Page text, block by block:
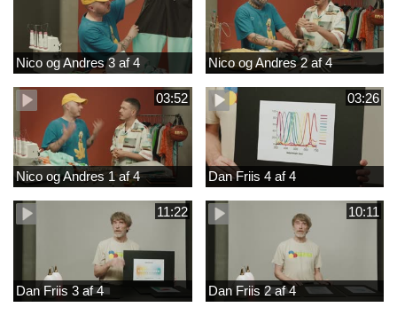
Nico og Andres 3 af 4 Nico og Andres 2 af 4
03:52
Nico og Andres 1 af 4
03:26
Dan Friis 4 af 4
11:22
Dan Friis 3 af 4
10:11
Dan Friis 2 af 4